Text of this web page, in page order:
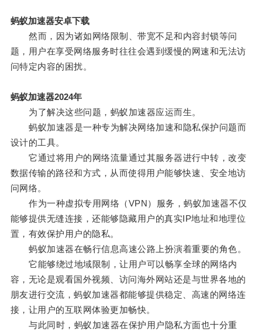
蚂蚁加速器安卓下载
然而，因为诸如网络限制、带宽不足和内容封锁等问
题，用户在享受网络服务时往往会遇到缓慢的网速和无法访
问特定内容的困扰。
蚂蚁加速器2024年
为了解决这些问题，蚂蚁加速器应运而生。
蚂蚁加速器是一种专为解决网络加速和隐私保护问题而
设计的工具。
它通过将用户的网络流量通过其服务器进行中转，改变
数据传输的路径和方式，从而使得用户能够快速、安全地访
问网络。
作为一种虚拟专用网络（VPN）服务，蚂蚁加速器不仅
能够提供无缝连接，还能够隐藏用户的真实IP地址和地理位
置，有效保护用户的隐私。
蚂蚁加速器在畅行信息高速公路上扮演着重要的角色。
它能够绕过地域限制，让用户可以畅享全球的网络内
容，无论是观看国外视频、访问海外网站还是与世界各地的
朋友进行交流，蚂蚁加速器都能够提供稳定、高速的网络连
接，让用户的互联网体验更加畅快。
与此同时，蚂蚁加速器在保护用户隐私方面也十分重